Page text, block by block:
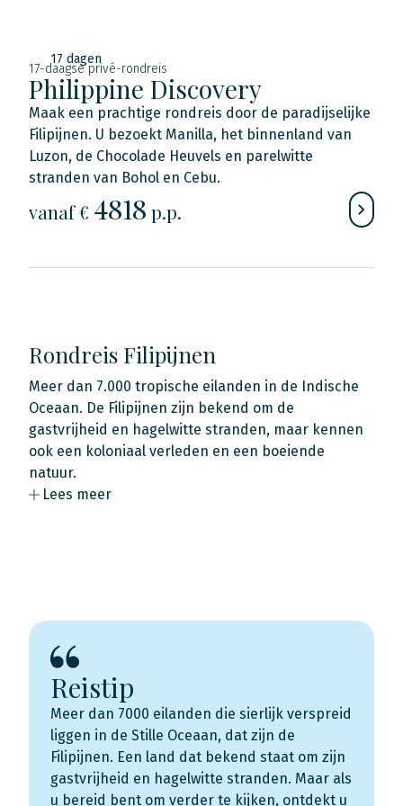
17 dagen
17-daagse privé-rondreis
Philippine Discovery
Maak een prachtige rondreis door de paradijselijke
Filipijnen. U bezoekt Manilla, het binnenland van
Luzon, de Chocolade Heuvels en parelwitte
stranden van Bohol en Cebu.
vanaf € 4818 p.p.
Rondreis Filipijnen
Meer dan 7.000 tropische eilanden in de Indische
Oceaan. De Filipijnen zijn bekend om de
gastvrijheid en hagelwitte stranden, maar kennen
ook een koloniaal verleden en een boeiende
natuur.
Lees meer
Reistip
Meer dan 7000 eilanden die sierlijk verspreid
liggen in de Stille Oceaan, dat zijn de
Filipijnen. Een land dat bekend staat om zijn
gastvrijheid en hagelwitte stranden. Maar als
u bereid bent om verder te kijken, ontdekt u